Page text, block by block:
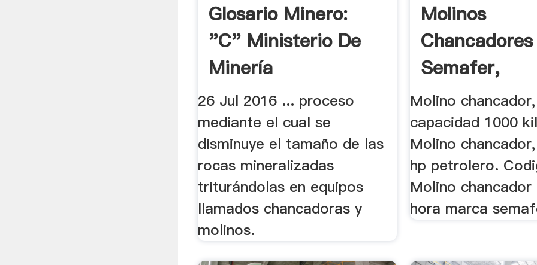
Glosario Minero:
"C" Ministerio De
Minería
26 Jul 2016 ... proceso
mediante el cual se
disminuye el tamaño de las
rocas mineralizadas
triturándolas en equipos
llamados chancadoras y
molinos.
Molinos
Chancadores
Semafer,
Maquinaria
Molino chancador,
capacidad 1000
Molino
hp petrolero.
Molino
hora marca